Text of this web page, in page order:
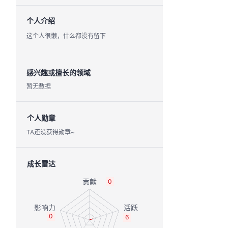
个人介绍
这个人很懒，什么都没有留下
感兴趣或擅长的领域
暂无数据
个人勋章
TA还没获得勋章~
成长雷达
0
6
0